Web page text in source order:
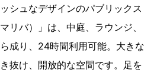
シュなデザインのパブリックス
リバ）」は、中庭、ラウンジ、
成り、24時間利用可能。大きな
抜け、開放的な空間です。足を